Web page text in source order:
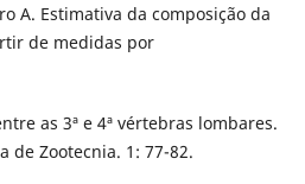
A. Estimativa da composição da
de medidas por
as 3ª e 4ª vértebras lombares.
de Zootecnia. 1: 77-82.